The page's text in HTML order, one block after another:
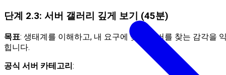
단계 2.3: 서버 갤러리 깊게 보기 (45분)
목표: 생태계를 이해하고, 내 요구에 맞는 서버를 찾는 감각을
힙니다.
공식 서버 카테고리: